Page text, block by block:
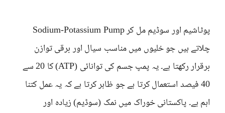
پوٹاشیم اور سوڈیم مل کر Sodium-Potassium Pump
چلاتے ہیں جو خلیوں میں مناسب سیال اور برقی توازن
برقرار رکھتا ہے۔ یہ پمپ جسم کی توانائی (ATP) کا 20 سے
40 فیصد استعمال کرتا ہے جو ظاہر کرتا ہے کہ یہ عمل کتنا
اہم ہے۔ پاکستانی خوراک میں نمک (سوڈیم) زیادہ اور